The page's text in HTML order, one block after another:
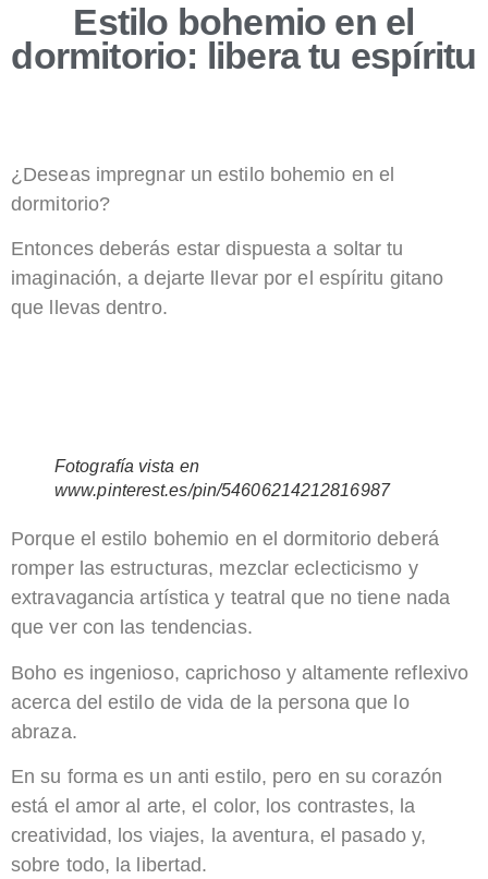
Estilo bohemio en el
dormitorio: libera tu espíritu
¿Deseas impregnar un estilo bohemio en el
dormitorio?
Entonces deberás estar dispuesta a soltar tu
imaginación, a dejarte llevar por el espíritu gitano
que llevas dentro.
Fotografía vista en
www.pinterest.es/pin/54606214212816987
Porque el estilo bohemio en el dormitorio deberá
romper las estructuras, mezclar eclecticismo y
extravagancia artística y teatral que no tiene nada
que ver con las tendencias.
Boho es ingenioso, caprichoso y altamente reflexivo
acerca del estilo de vida de la persona que lo
abraza.
En su forma es un anti estilo, pero en su corazón
está el amor al arte, el color, los contrastes, la
creatividad, los viajes, la aventura, el pasado y,
sobre todo, la libertad.